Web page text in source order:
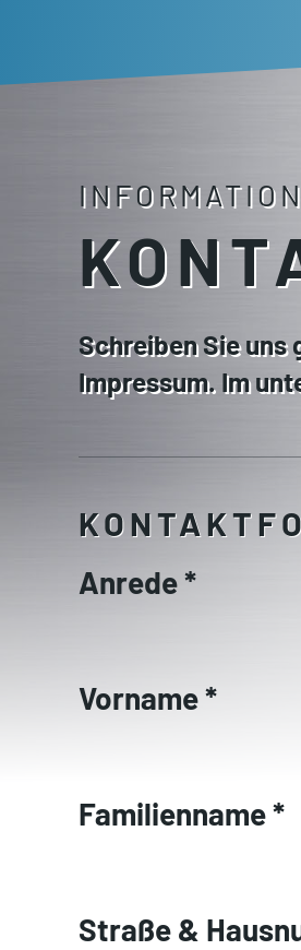
Schreiben Sie
Impressum. Im
Anrede*
Vorname*
Familienname*
Straße &